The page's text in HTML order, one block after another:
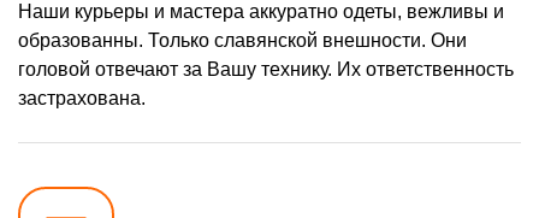
Наши курьеры и мастера аккуратно одеты, вежливы и
образованны. Только славянской внешности. Они
головой отвечают за Вашу технику. Их ответственность
застрахована.